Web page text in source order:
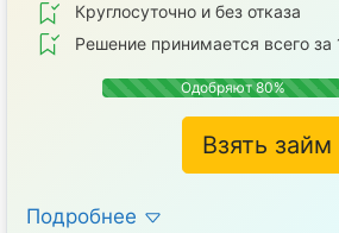
Круглосуточно и без отказа
Решение принимается всего за
Одобряют 80%
Взять займ
Подробнее